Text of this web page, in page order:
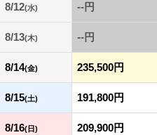
8/12(水) --円
8/13(木) --円
8/14(金) 235,500円
8/15(土) 191,800円
8/16(日) 209,900円